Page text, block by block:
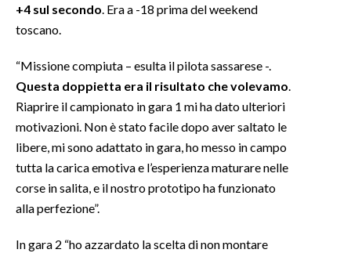
STORE
+4 sul secondo . Era a -18 prima del weekend
toscano.
“Missione compiuta – esulta il pilota sassarese -.
Questa doppietta era il risultato che volevamo
Riaprire il campionato in gara 1 mi ha dato ulteriori
motivazioni. Non è stato facile dopo aver saltato le
libere, mi sono adattato in gara, ho messo in campo
tutta la carica emotiva e l’esperienza maturare nelle
corse in salita, e il nostro prototipo ha funzionato
alla perfezione”.
In gara 2 “ho azzardato la scelta di non montare